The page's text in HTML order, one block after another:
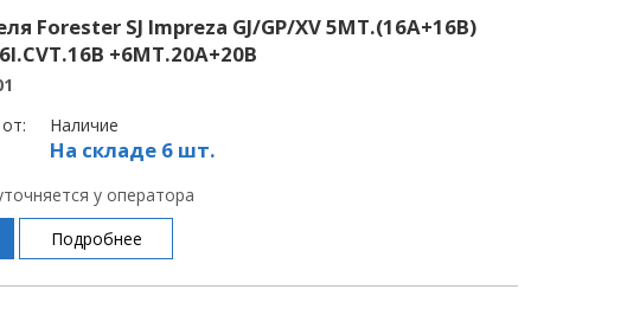
Forester SJ Impreza GJ/GP/XV 5MT.(16A+16B)
+6MT.20A+20B
Наличие
На складе 6 шт.
у оператора
Подробнее